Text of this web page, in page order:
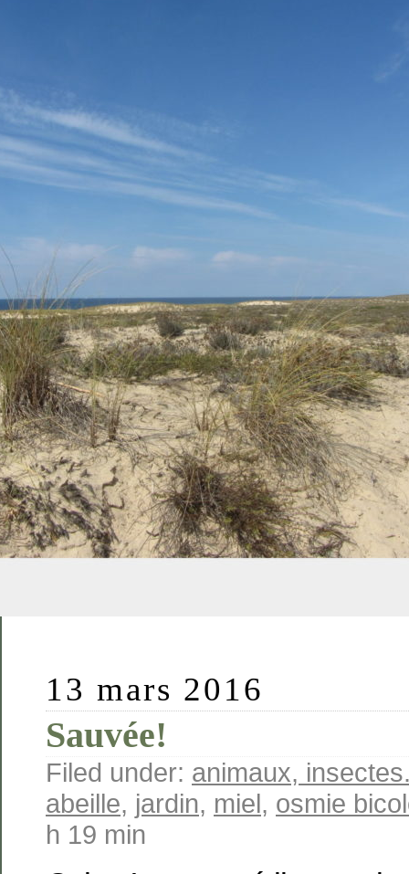
13 mars 2016
Sauvée!
Filed under: animaux,
abeille, jardin, miel, osmie
h 19 min